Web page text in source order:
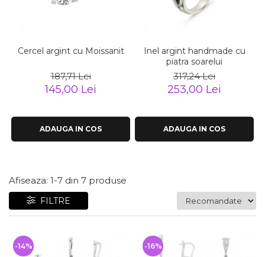
Bijuterii argint cu diverse
Bijuterii argint cu murano
Bijuterii Handmade
Bijuterii fantezie
Casete si cutii de bijuterii
Accesorii Piele
Cadouri
bijuterii argint
Cercel argint cu Moissanit
187,71 Lei
145,00 Lei
ADAUGA IN COS
Inel argint handmade cu
piatra soarelui
317,24 Lei
253,00 Lei
ADAUGA IN COS
Afiseaza: 1-7 din 7 produse
FILTRE
-14% -16%